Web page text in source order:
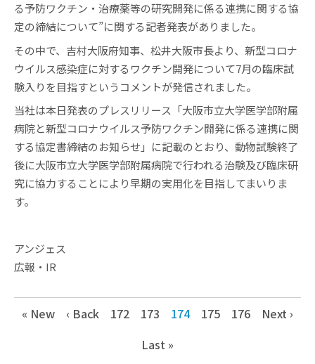
る予防ワクチン・治療薬等の研究開発に係る連携に関する協
定の締結について”に関する記者発表がありました。
その中で、吉村大阪府知事、松井大阪市長より、新型コロナ
ウイルス感染症に対するワクチン開発について7月の臨床試
験入りを目指すというコメントが発信されました。
当社は本日発表のプレスリリース「大阪市立大学医学部附属
病院と新型コロナウイルス予防ワクチン開発に係る連携に関
する協定書締結のお知らせ」に記載のとおり、動物試験終了
後に大阪市立大学医学部附属病院で行われる治験及び臨床研
究に協力することにより早期の実用化を目指してまいりま
す。
アンジェス
広報・IR
« New ‹ Back 172 173 174 175 176
Next ›
Last »